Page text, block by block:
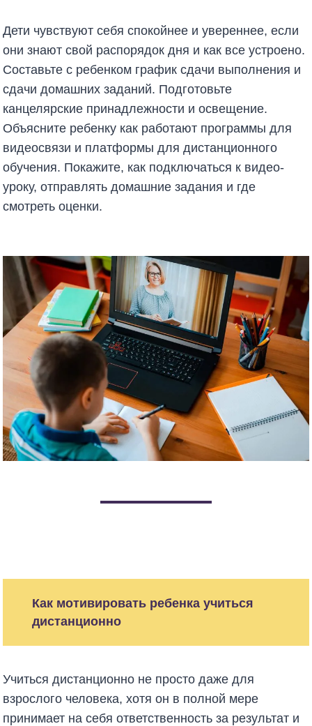
Дети чувствуют себя спокойнее и увереннее, если
они знают свой распорядок дня и как все устроено.
Составьте с ребенком график сдачи выполнения и
сдачи домашних заданий. Подготовьте
канцелярские принадлежности и освещение.
Объясните ребенку как работают программы для
видеосвязи и платформы для дистанционного
обучения. Покажите, как подключаться к видео-
уроку, отправлять домашние задания и где
смотреть оценки.
Как мотивировать ребенка учиться
дистанционно
Учиться дистанционно не просто даже для
взрослого человека, хотя он в полной мере
принимает на себя ответственность за результат и